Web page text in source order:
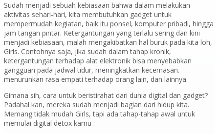
Sudah menjadi sebuah kebiasaan bahwa dalam melakukan
aktivitas sehari-hari, kita membutuhkan gadget untuk
mempermudah kegiatan, baik itu ponsel, komputer pribadi, hingga
jam tangan pintar. Ketergantungan yang terlalu sering dan kini
menjadi kebiasaan, malah mengakibatkan hal buruk pada kita loh,
Girls. Contohnya saja, jika sudah dalam tahap kronik,
ketergantungan terhadap alat elektronik bisa menyebabkan
gangguan pada jadwal tidur, meningkatkan kecemasan.
menurunkan rasa empati terhadap orang lain, dan lainnya.
Gimana sih, cara untuk beristirahat dari dunia digital dan gadget?
Padahal kan, mereka sudah menjadi bagian dari hidup kita.
Memang tidak mudah Girls, tapi ada tahap-tahap awal untuk
memulai digital detox kamu :